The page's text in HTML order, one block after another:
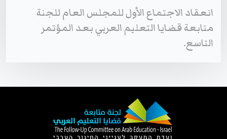
انعقاد الاجتماع الأول للمجلس العام للجنة
متابعة قضايا التعليم العربي بعد المؤتمر
التاسع.